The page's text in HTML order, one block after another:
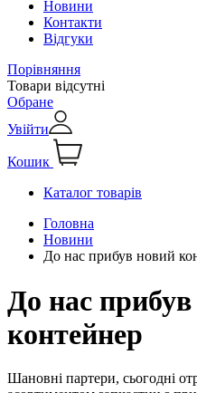
Новини
Контакти
Відгуки
Порівняння
Товари відсутні
Обране
Увійти
Кошик
Каталог товарів
Головна
Новини
До нас прибув новий
До нас
контейнер
Шановні партери, сьогодні